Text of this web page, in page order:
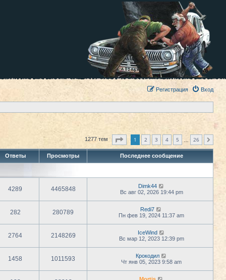
Вход
Регистрация
1277 тем Страница из26
1 2 3 4 5 26
Ответы Просмотры Последнее сообщение
4289 4465848
Dimk44
Вс авг 02, 2026 19:44 pm
282 280789
Redi7
Пн фев 19, 2024 11:37 am
2764 2148269
IceWind
Вс мар 12, 2023 12:39 pm
1458 1011593
Крокодил
Чт янв 05, 2023 9:58 am